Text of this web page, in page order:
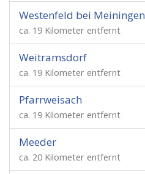
Westenfeld bei Meiningen
ca. 19 Kilometer entfernt
Weitramsdorf
ca. 19 Kilometer entfernt
Pfarrweisach
ca. 19 Kilometer entfernt
Meeder
ca. 20 Kilometer entfernt